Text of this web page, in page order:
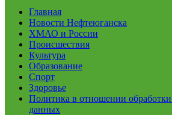
Главная
Новости Нефтеюганска
ХМАО и России
Происшествия
Культура
Образование
Спорт
Здоровье
Политика в отношении
данных